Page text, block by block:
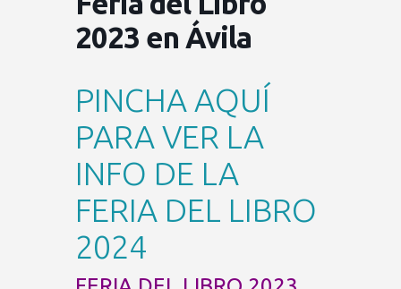
2023 en Ávila
PINCHA AQUÍ
PARA VER LA
INFO DE LA
FERIA DEL LIBRO
2024